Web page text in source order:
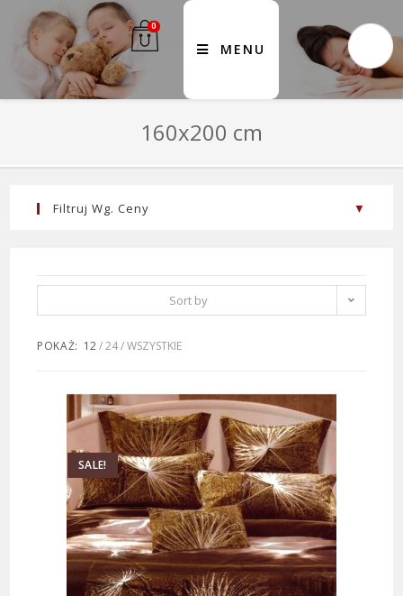
0
MENU
160x200 cm
Sort by
POKAŻ: 12 24 WSZYSTKIE
SALE!
Filtruj Wg. Ceny